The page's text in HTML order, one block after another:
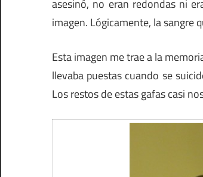
asesinó, no eran redondas ni
imagen. Lógicamente, la sangre
Esta imagen me trae a la
llevaba puestas cuando se
Los restos de estas gafas casi